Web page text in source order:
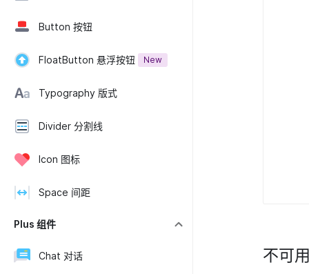
Button 按钮
FloatButton 悬浮按钮 New
Typography 版式
Divider 分割线
Icon 图标
Space 间距
Plus 组件
Chat 对话 不可